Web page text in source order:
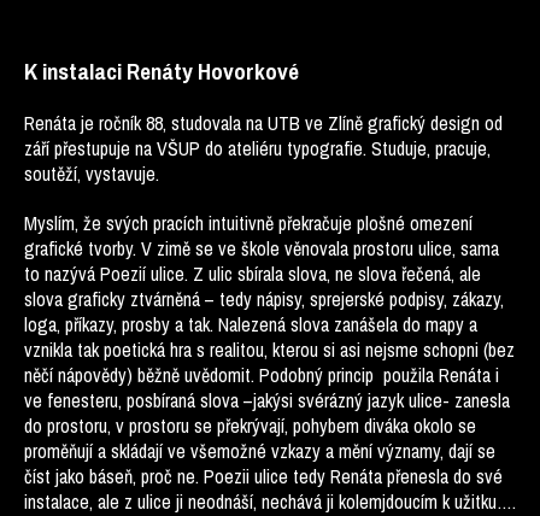
K instalaci Renáty Hovorkové
Renáta je ročník 88, studovala na UTB ve Zlíně grafický design od
září přestupuje na VŠUP do ateliéru typografie. Studuje, pracuje,
soutěží, vystavuje.
Myslím, že svých pracích intuitivně překračuje plošné omezení
grafické tvorby. V zimě se ve škole věnovala prostoru ulice, sama
to nazývá Poezií ulice. Z ulic sbírala slova, ne slova řečená, ale
slova graficky ztvárněná – tedy nápisy, sprejerské podpisy, zákazy,
loga, příkazy, prosby a tak. Nalezená slova zanášela do mapy a
vznikla tak poetická hra s realitou, kterou si asi nejsme schopni (bez
něčí nápovědy) běžně uvědomit. Podobný princip použila Renáta i
ve fenesteru, posbíraná slova –jakýsi svérázný jazyk ulice- zanesla
do prostoru, v prostoru se překrývají, pohybem diváka okolo se
proměňují a skládají ve všemožné vzkazy a mění významy, dají se
číst jako báseň, proč ne. Poezii ulice tedy Renáta přenesla do své
instalace, ale z ulice ji neodnáší, nechává ji kolemjdoucím k užitku….